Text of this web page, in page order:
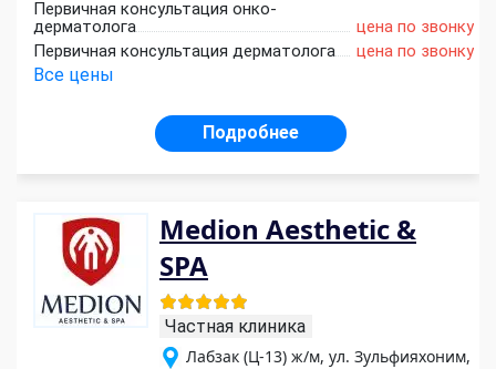
Первичная консультация онко-
дерматолога
цена по звонку
Первичная консультация дерматолога
цена по звонку
Все цены
Подробнее
Medion Aesthetic &
SPA
Частная клиника
Лабзак (Ц-13) ж/м, ул. Зульфияхоним,